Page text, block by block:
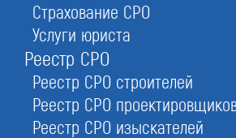
Страхование СРО
Услуги юриста
Реестр СРО
Реестр СРО строителей
Реестр СРО
Реестр СРО изыскателей
объектов капстроя. В настоящее
содержит информацию о почти
Вносить данные и
обновление перечня —
объединения изыскателей и
(НОПРИЗ). Оно же занимается
документов при вступлении в НРС.